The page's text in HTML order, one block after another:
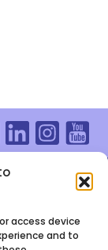
access device
and to